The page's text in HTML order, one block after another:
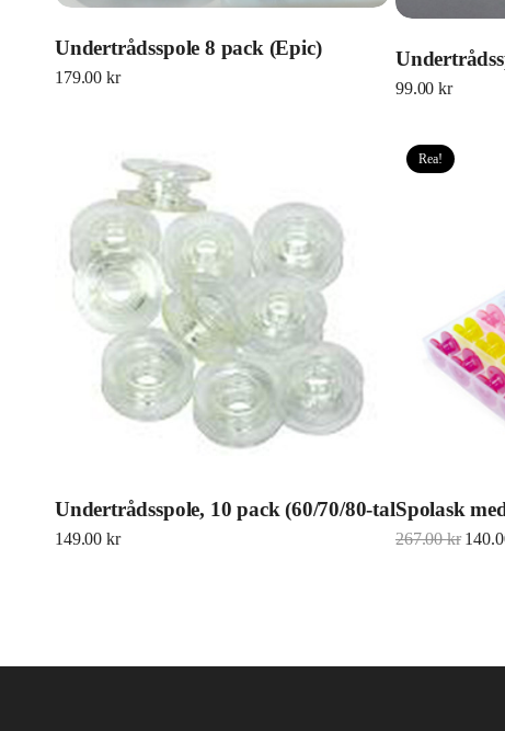
Undertrådsspole 8 pack (Epic)
179.00 kr
99.00kr
Undertrådsspole, 10 pack (60/70/80-talet)
149.00 kr
Rea!
Spolask
267.00kr Det